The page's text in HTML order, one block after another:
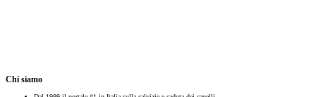
Chi siamo